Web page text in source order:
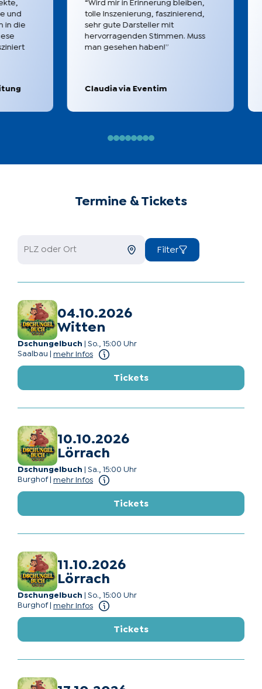
“Wird mir in Erinnerung bleiben,
tolle Inszenierung, faszinierend,
sehr gute Darsteller mit
hervorragenden Stimmen. Muss
man gesehen haben!”
Claudia via Eventim
Termine & Tickets
Filter
04.10.2026
Witten
Dschungelbuch
So., 15:00 Uhr
Saalbau
mehr Infos
Tickets
10.10.2026
Lörrach
Dschungelbuch
Sa., 15:00 Uhr
Burghof
mehr Infos
Tickets
11.10.2026
Lörrach
Dschungelbuch
So., 15:00 Uhr
Burghof
mehr Infos
Tickets